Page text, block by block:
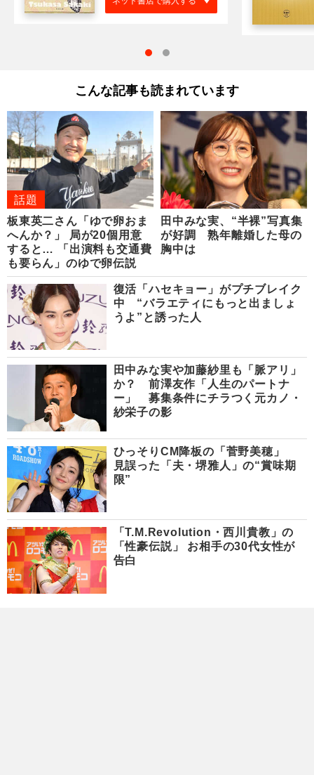
こんな記事も読まれています
話題
板東英二さん「ゆで卵おま
へんか？」 局が20個用意
すると… 「出演料も交通費
も要らん」のゆで卵伝説
田中みな実、“半裸”写真集
が好調 熟年離婚した母の
胸中は
復活「ハセキョー」がプチブレイク
中 “バラエティにもっと出ましょ
うよ”と誘った人
田中みな実や加藤紗里も「脈アリ」
か？ 前澤友作「人生のパートナ
ー」 募集条件にチラつく元カノ・
紗栄子の影
ひっそりCM降板の「菅野美穂」
見誤った「夫・堺雅人」の“賞味期
限”
「T.M.Revolution・西川貴教」の
「性豪伝説」 お相手の30代女性が
告白